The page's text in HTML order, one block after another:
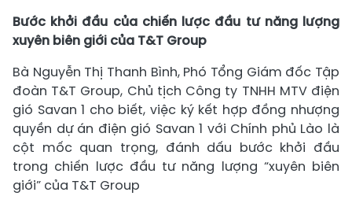
Bước khởi đầu của chiến lược đầu tư năng lượng
xuyên biên giới của T&T Group
Bà Nguyễn Thị Thanh Bình, Phó Tổng Giám đốc Tập
đoàn T&T Group, Chủ tịch Công ty TNHH MTV điện
gió Savan 1 cho biết, việc ký kết hợp đồng nhượng
quyền dự án điện gió Savan 1 với Chính phủ Lào là
cột mốc quan trọng, đánh dấu bước khởi đầu
trong chiến lược đầu tư năng lượng “xuyên biên
giới” của T&T Group